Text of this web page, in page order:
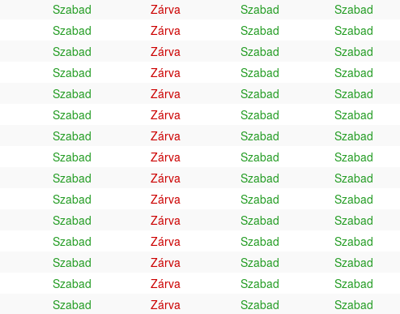
Szabad Zárva Szabad Szabad
Szabad Zárva Szabad Szabad
Szabad Zárva Szabad Szabad
Szabad Zárva Szabad Szabad
Szabad Zárva Szabad Szabad
Szabad Zárva Szabad Szabad
Szabad Zárva Szabad Szabad
Szabad Zárva Szabad Szabad
Szabad Zárva Szabad Szabad
Szabad Zárva Szabad Szabad
Szabad Zárva Szabad Szabad
Szabad Zárva Szabad Szabad
Szabad Zárva Szabad Szabad
Szabad Zárva Szabad Szabad
Szabad Zárva Szabad Szabad